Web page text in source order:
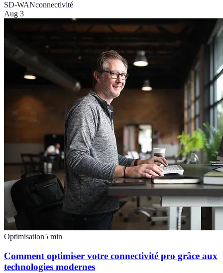
SD-WANconnectivité
Aug 3
Optimisation5 min
Comment optimiser votre connectivité pro grâce aux
technologies modernes